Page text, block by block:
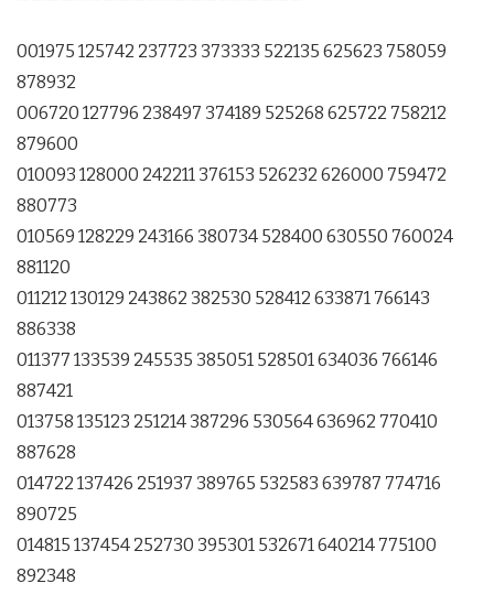
001975 125742 237723 373333 522135 625623 758059
878932
006720 127796 238497 374189 525268 625722 758212
879600
010093 128000 242211 376153 526232 626000 759472
880773
010569 128229 243166 380734 528400 630550 760024
881120
011212 130129 243862 382530 528412 633871 766143
886338
011377 133539 245535 385051 528501 634036 766146
887421
013758 135123 251214 387296 530564 636962 770410
887628
014722 137426 251937 389765 532583 639787 774716
890725
014815 137454 252730 395301 532671 640214 775100
892348